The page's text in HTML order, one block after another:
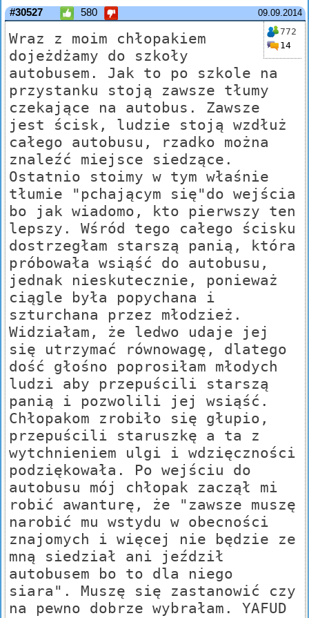
09.09.2014
#30527 580
772
14
Wraz z moim chłopakiem
dojeżdżamy do szkoły
autobusem. Jak to po szkole na
przystanku stoją zawsze tłumy
czekające na autobus. Zawsze
jest ścisk, ludzie stoją wzdłuż
całego autobusu, rzadko można
znaleźć miejsce siedzące.
Ostatnio stoimy w tym właśnie
tłumie "pchającym się"do wejścia
bo jak wiadomo, kto pierwszy ten
lepszy. Wśród tego całego ścisku
dostrzegłam starszą panią, która
próbowała wsiąść do autobusu,
jednak nieskutecznie, ponieważ
ciągle była popychana i
szturchana przez młodzież.
Widziałam, że ledwo udaje jej
się utrzymać równowagę, dlatego
dość głośno poprosiłam młodych
ludzi aby przepuścili starszą
panią i pozwolili jej wsiąść.
Chłopakom zrobiło się głupio,
przepuścili staruszkę a ta z
wytchnieniem ulgi i wdzięczności
podziękowała. Po wejściu do
autobusu mój chłopak zaczął mi
robić awanturę, że "zawsze muszę
narobić mu wstydu w obecności
znajomych i więcej nie będzie ze
mną siedział ani jeździł
autobusem bo to dla niego
siara". Muszę się zastanowić czy
na pewno dobrze wybrałam. YAFUD